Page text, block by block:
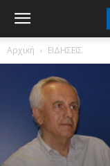
Αρχική ΕΙΔΗΣΕΙΣ